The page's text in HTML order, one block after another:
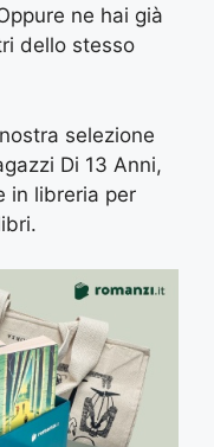
ne hai già
dello stesso
selezione
Di 13 Anni,
in libreria per